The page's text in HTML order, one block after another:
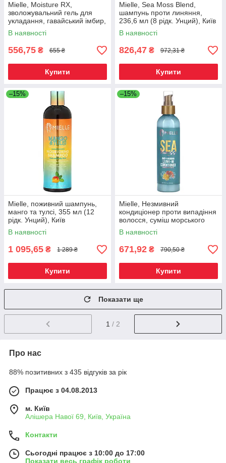
Mielle, Moisture RX,
зволожувальний гель для
укладання, гавайський імбир,
340 г (12 унцій), Київ
В наявності
556,75 ₴ 655 ₴
Купити
Mielle, Sea Moss Blend,
шампунь проти линяння,
236,6 мл (8 рідк. Унций), Київ
В наявності
826,47 ₴ 972,31 ₴
Купити
–15%
Mielle, поживний шампунь,
манго та тулсі, 355 мл (12
рідк. Унций), Київ
В наявності
1 095,65 ₴ 1 289 ₴
Купити
–15%
Mielle, Незмивний
кондиціонер проти випадіння
волосся, суміш морського
моху, 236,6 мл (8 рідкий.
Унций), Київ
В наявності
671,92 ₴ 790,50 ₴
Купити
Показати ще
1 / 2
Про нас
88% позитивних з 435 відгуків за рік
Працює з 04.08.2013
м. Київ
Алішера Навої 69, Київ, Україна
Контакти
Сьогодні працює з 10:00 до 17:00
Показати весь графік роботи